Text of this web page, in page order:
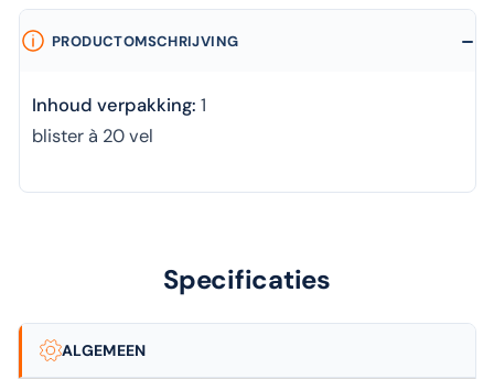
PRODUCTOMSCHRIJVING
Inhoud verpakking: 1
blister à 20 vel
Specificaties
ALGEMEEN